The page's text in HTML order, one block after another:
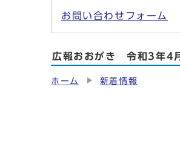
お問い合わせフォーム
広報おおがき 令和3年4
ホーム 新着情報